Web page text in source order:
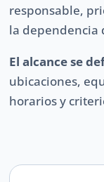
responsable,
la dependencia
El alcance se
ubicaciones,
horarios y